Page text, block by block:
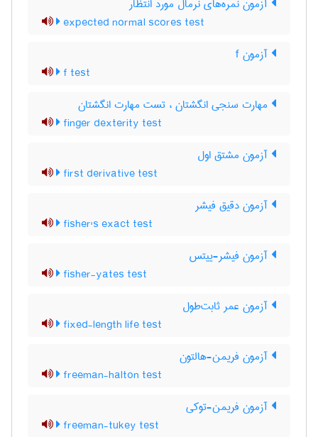
آزمون نمره‌های نرمال مورد انتظار
expected normal scores test
آزمون f
f test
مهارت سنجی انگشتان ، تست مهارت انگشتان
finger dexterity test
آزمون مشتق اول
first derivative test
آزمون دقیق فیشر
fisher's exact test
آزمون فیشر-ییتس
fisher-yates test
آزمون عمر ثابت‌طول
fixed-length life test
آزمون فریمن-هالتون
freeman-halton test
آزمون فریمن-توکی
freeman-tukey test